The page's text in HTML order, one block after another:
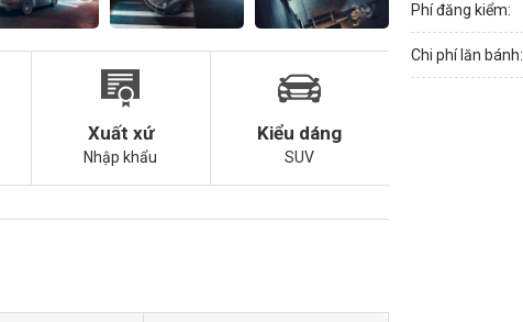
Xuất xứ
Nhập khẩu
Kiểu dáng
SUV
Phí đăng kiểm:
Chi phí lăn bánh: